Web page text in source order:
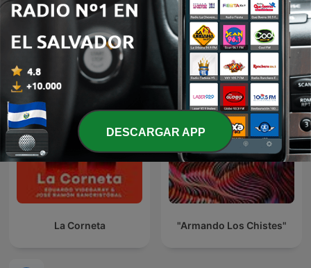
Don Cheto Al Aire Nadie Sabe Nada
La Corneta "Armando Los Chistes"
DESCARGAR APP